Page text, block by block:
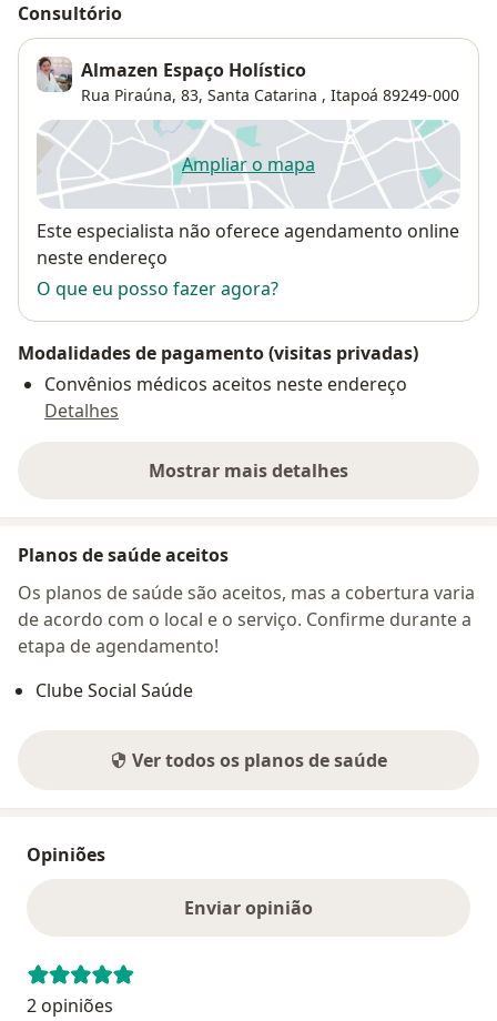
Consultório
Almazen Espaço Holístico
Rua Piraúna, 83, Santa Catarina , Itapoá 89249-000
Ampliar o mapaabre num novo separador
Disponibilidade
Este especialista não oferece agendamento online
neste endereço
O que eu posso fazer agora?
Modalidades de pagamento (visitas privadas)
Convênios médicos aceitos neste endereço
Detalhes
Mostrar mais detalhes
sobre o endereço
Planos de saúde aceitos
Os planos de saúde são aceitos, mas a cobertura varia
de acordo com o local e o serviço. Confirme durante a
etapa de agendamento!
Clube Social Saúde
Ver todos os planos de saúde
Opiniões
Enviar opinião
2 opiniões